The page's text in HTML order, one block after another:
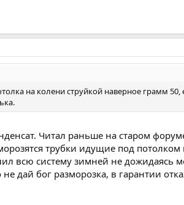
на колени струйкой наверное грамм
Читал раньше на старом
трубки идущие под потолком
всю систему зимней не дожидаясь
дай бог разморозка, в гарантии